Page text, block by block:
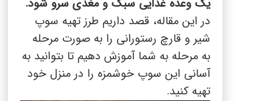
یک وعده غذایی سبک و مغذی سرو شود.
در این مقاله، قصد داریم طرز تهیه سوپ
شیر و قارچ رستورانی را به صورت مرحله
به مرحله به شما آموزش دهیم تا بتوانید به
آسانی این سوپ خوشمزه را در منزل خود
تهیه کنید.